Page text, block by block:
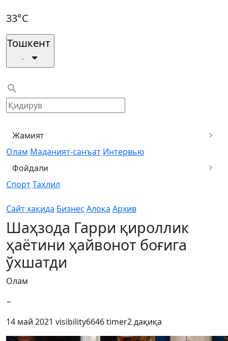
33°C
Тошкент
Жамият
Олам Маданият-санъат Интервью
Фойдали
СпортТаҳлил
Сайт хақида Бизнес Алоқа Архив
Шаҳзода Гарри қироллик
ҳаётини ҳайвонот боғига
ўхшатди
Олам
−
14 май 2021 visibility6646timer2 дақиқа